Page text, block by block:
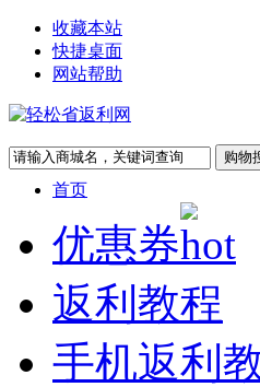
收藏本站
快捷桌面
网站帮助
首页
优惠券
返利教程
手机返利